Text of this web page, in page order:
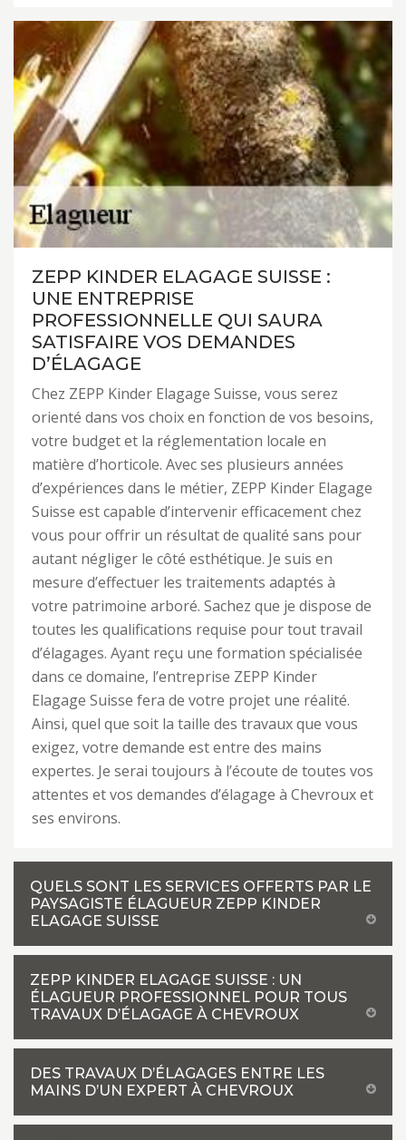
ZEPP KINDER ELAGAGE SUISSE :
UNE ENTREPRISE
PROFESSIONNELLE QUI SAURA
SATISFAIRE VOS DEMANDES
D’ÉLAGAGE
Chez ZEPP Kinder Elagage Suisse, vous serez
orienté dans vos choix en fonction de vos besoins,
votre budget et la réglementation locale en
matière d’horticole. Avec ses plusieurs années
d’expériences dans le métier, ZEPP Kinder Elagage
Suisse est capable d’intervenir efficacement chez
vous pour offrir un résultat de qualité sans pour
autant négliger le côté esthétique. Je suis en
mesure d’effectuer les traitements adaptés à
votre patrimoine arboré. Sachez que je dispose de
toutes les qualifications requise pour tout travail
d’élagages. Ayant reçu une formation spécialisée
dans ce domaine, l’entreprise ZEPP Kinder
Elagage Suisse fera de votre projet une réalité.
Ainsi, quel que soit la taille des travaux que vous
exigez, votre demande est entre des mains
expertes. Je serai toujours à l’écoute de toutes vos
attentes et vos demandes d’élagage à Chevroux et
ses environs.
QUELS SONT LES SERVICES OFFERTS PAR LE
PAYSAGISTE ÉLAGUEUR ZEPP KINDER
ELAGAGE SUISSE
ZEPP KINDER ELAGAGE SUISSE : UN
ÉLAGUEUR PROFESSIONNEL POUR TOUS
TRAVAUX D’ÉLAGAGE À CHEVROUX
DES TRAVAUX D’ÉLAGAGES ENTRE LES
MAINS D’UN EXPERT À CHEVROUX